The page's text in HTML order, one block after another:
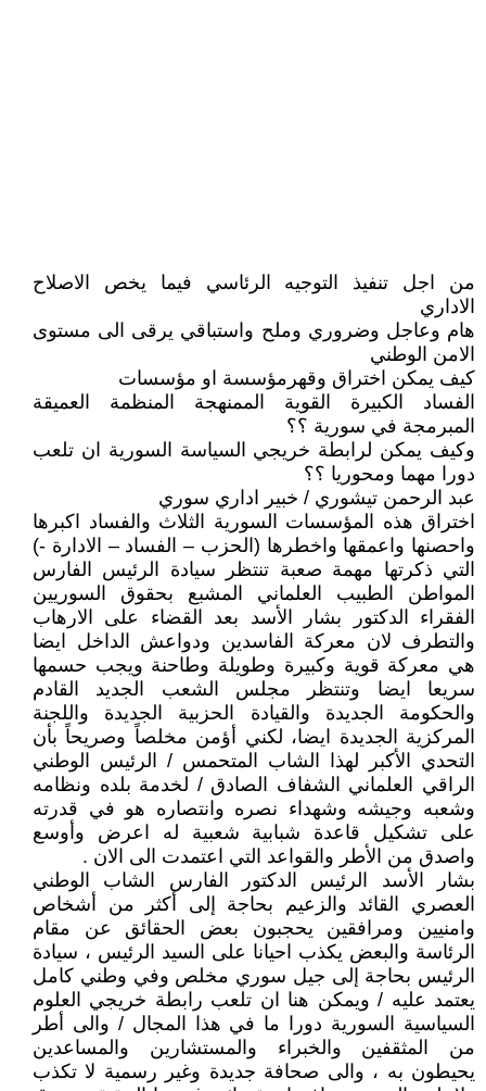
من اجل تنفيذ التوجيه الرئاسي فيما يخص الاصلاح
الاداري
هام وعاجل وضروري وملح واستباقي يرقى الى مستوى
الامن الوطني
كيف يمكن اختراق وقهرمؤسسة او مؤسسات
الفساد الكبيرة القوية الممنهجة المنظمة العميقة
المبرمجة في سورية ؟؟
وكيف يمكن لرابطة خريجي السياسة السورية ان تلعب
دورا مهما ومحوريا ؟؟
عبد الرحمن تيشوري / خبير اداري سوري
اختراق هذه المؤسسات السورية الثلاث والفساد اكبرها
واحصنها واعمقها واخطرها (الحزب – الفساد – الادارة -)
التي ذكرتها مهمة صعبة تنتظر سيادة الرئيس الفارس
المواطن الطبيب العلماني المشبع بحقوق السوريين
الفقراء الدكتور بشار الأسد بعد القضاء على الارهاب
والتطرف لان معركة الفاسدين ودواعش الداخل ايضا
هي معركة قوية وكبيرة وطويلة وطاحنة ويجب حسمها
سريعا ايضا وتنتظر مجلس الشعب الجديد القادم
والحكومة الجديدة والقيادة الحزبية الجديدة واللجنة
المركزية الجديدة ايضا، لكني أؤمن مخلصاً وصريحاً بأن
التحدي الأكبر لهذا الشاب المتحمس / الرئيس الوطني
الراقي العلماني الشفاف الصادق / لخدمة بلده ونظامه
وشعبه وجيشه وشهداء نصره وانتصاره هو في قدرته
على تشكيل قاعدة شبابية شعبية له اعرض وأوسع
واصدق من الأطر والقواعد التي اعتمدت الى الان .
بشار الأسد الرئيس الدكتور الفارس الشاب الوطني
العصري القائد والزعيم بحاجة إلى أكثر من أشخاص
وامنيين ومرافقين يحجبون بعض الحقائق عن مقام
الرئاسة والبعض يكذب احيانا على السيد الرئيس ، سيادة
الرئيس بحاجة إلى جيل سوري مخلص وفي وطني كامل
يعتمد عليه / ويمكن هنا ان تلعب رابطة خريجي العلوم
السياسية السورية دورا ما في هذا المجال / والى أطر
من المثقفين والخبراء والمستشارين والمساعدين
يحيطون به ، والى صحافة جديدة وغير رسمية لا تكذب